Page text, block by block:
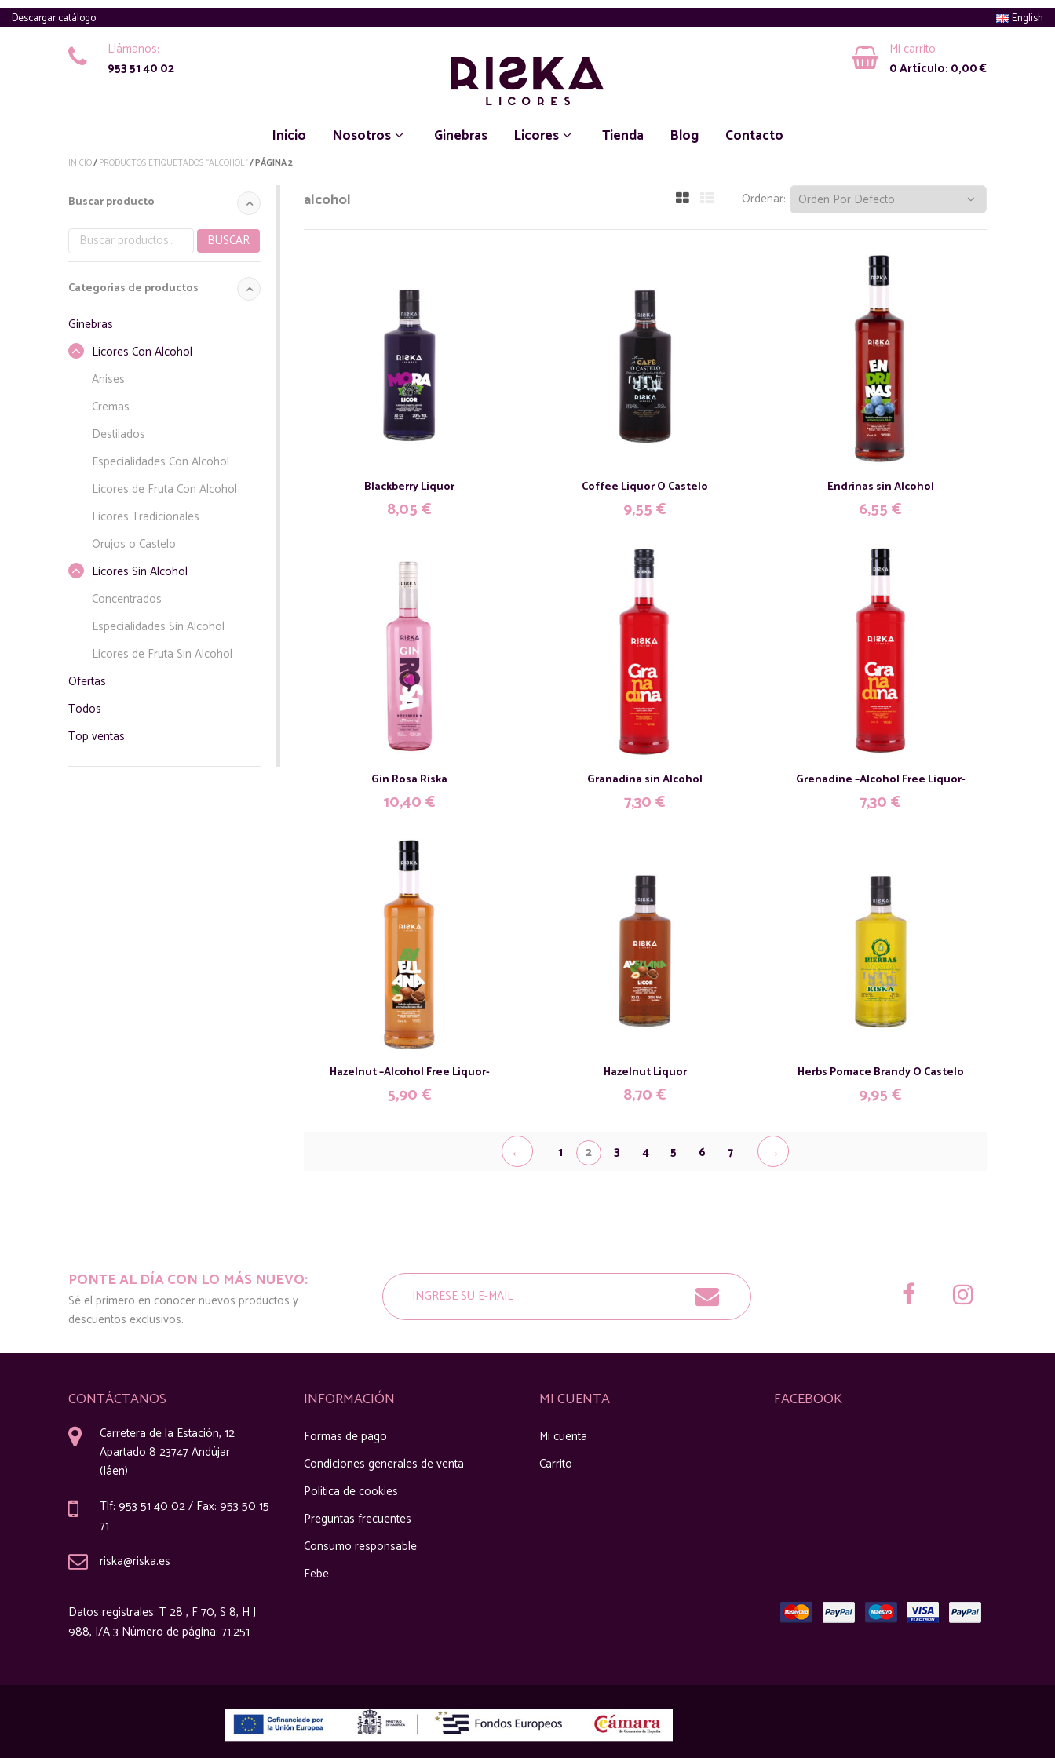
Descargar catálogo English
Llámanos:
953 51 40 02
Mi carrito
0Artículo: 0,00€
Inicio Nosotros Ginebras Licores Tienda Blog Contacto
INICIO/PRODUCTOS ETIQUETADOS “ALCOHOL”/ PÁGINA 2
alcohol Ordenar:
Blackberry Liquor
8,05€
Coffee Liquor O Castelo
9,55€
Endrinas sin Alcohol
6,55€
Gin Rosa Riska
10,40€
Granadina sin Alcohol
7,30€
Grenadine –Alcohol Free Liquor-
7,30€
Hazelnut –Alcohol Free Liquor-
5,90€
Hazelnut Liquor
8,70€
Herbs Pomace Brandy O Castelo
9,95€
← 1 2 3 4 5 6 7 →
Buscar producto
Buscar
por:
BUSCAR
Categorías de productos
Ginebras
Licores Con Alcohol
Anises
Cremas
Destilados
Especialidades Con Alcohol
Licores de Fruta Con Alcohol
Licores Tradicionales
Orujos o Castelo
Licores Sin Alcohol
Concentrados
Especialidades Sin Alcohol
Licores de Fruta Sin Alcohol
Ofertas
Todos
Top ventas
PONTE AL DÍA CON LO MÁS NUEVO:
Sé el primero en conocer nuevos productos y
descuentos exclusivos.
CONTÁCTANOS
Carretera de la Estación, 12
Apartado 8 23747 Andújar
(Jáen)
Tlf: 953 51 40 02 / Fax: 953 50 15
71
riska@riska.es
Datos registrales: T 28 , F 70, S 8, H J
988, I/A 3 Número de página: 71.251
INFORMACIÓN
Formas de pago
Condiciones generales de venta
Política de cookies
Preguntas frecuentes
Consumo responsable
Febe
MI CUENTA
Mi cuenta
Carrito
FACEBOOK